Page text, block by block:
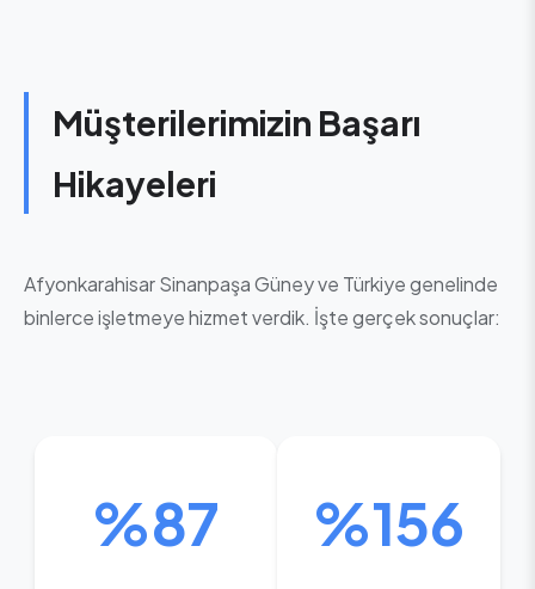
Müşterilerimizin Başarı
Hikayeleri
Afyonkarahisar Sinanpaşa Güney ve Türkiye genelinde
binlerce işletmeye hizmet verdik. İşte gerçek sonuçlar:
%87 %156